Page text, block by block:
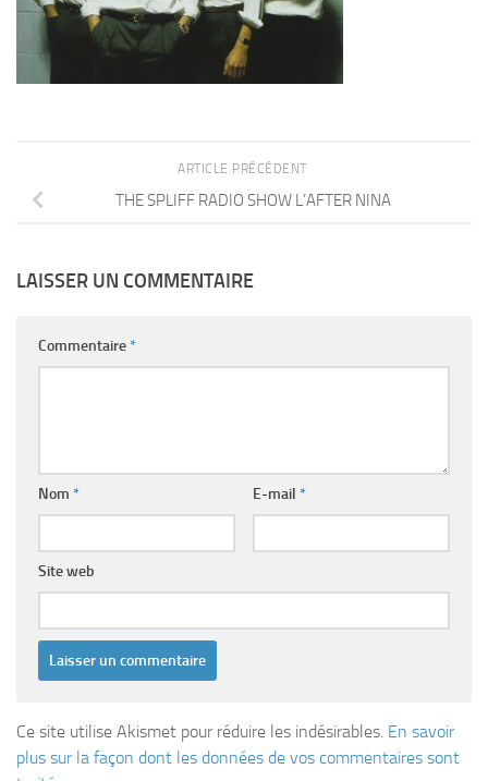
ARTICLE PRÉCÉDENT
THE SPLIFF RADIO SHOW L’AFTER NINA
LAISSER UN COMMENTAIRE
Commentaire*
Nom * E-mail *
Site web
Ce site utilise Akismet pour réduire les indésirables. En savoir
plus sur la façon dont les données de vos commentaires sont